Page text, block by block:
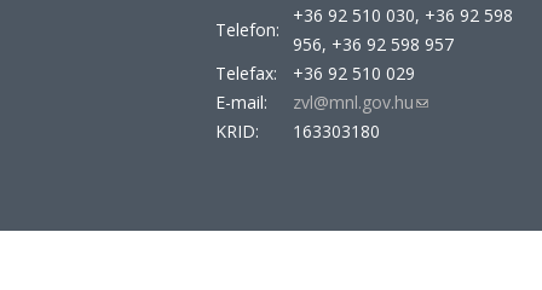
Telefon:
+36 92 510 030, +36 92 598
956, +36 92 598 957
Telefax:
+36 92 510 029
E-mail:
zvl@mnl.gov.hu(link
KRID: 163303180